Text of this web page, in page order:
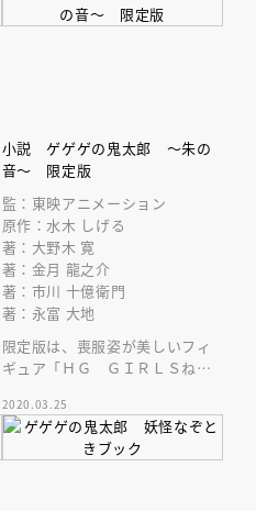
小説 ゲゲゲの鬼太郎 ～朱の
音～ 限定版
監：東映アニメーション
原作：水木 しげる
著：大野木 寛
著：金月 龍之介
著：市川 十億衛門
著：永富 大地
限定版は、喪服姿が美しいフィ
ギュア「ＨＧ ＧＩＲＬＳねこ
しか手に入らないねこ娘は小説
にも登場！
2020.03.25